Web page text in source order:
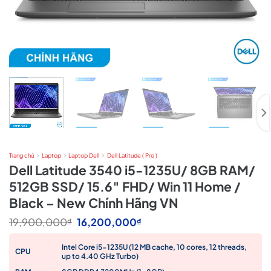
Trang chủ Laptop Laptop Dell Dell Latitude ( Pro )
Dell Latitude 3540 i5-1235U/ 8GB RAM/
512GB SSD/ 15.6″ FHD/ Win 11 Home /
Black – New Chính Hãng VN
19,900,000₫ Giá
gốc
19,900,000₫.
16,200,000₫Giá
là:
CPU
Intel Core i5-1235U (12 MB cache, 10 cores, 12 threads,
up to 4.40 GHz Turbo)